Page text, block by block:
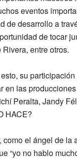
eventos
de desarrollo a
de tocar
entre otros.
su
en las
Peralta, Jandy
HACE?
como el ángel de
“yo no hablo